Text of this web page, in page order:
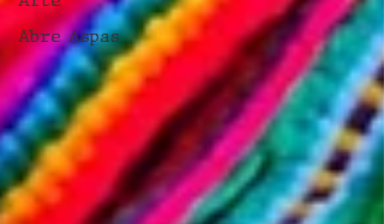
Abre Aspas